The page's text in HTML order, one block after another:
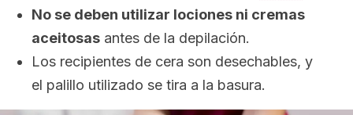
No se deben utilizar lociones ni cremas
aceitosas antes de la depilación.
Los recipientes de cera son desechables, y
el palillo utilizado se tira a la basura.